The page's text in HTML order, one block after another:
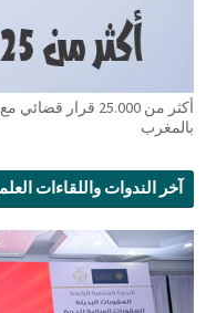
أكثر من 25.000
بالمغرب
آخر الندوات واللقاءات